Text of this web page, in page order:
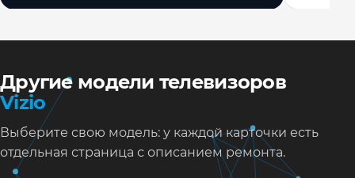
Другие модели телевизоров
Vizio
Выберите свою модель: у каждой карточки есть
отдельная страница с описанием ремонта.